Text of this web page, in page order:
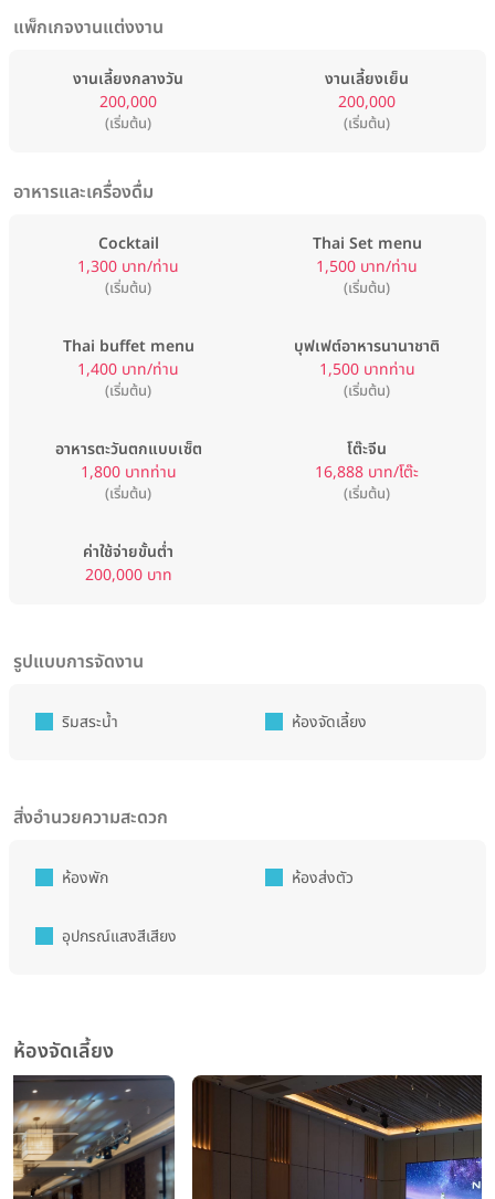
แพ็กเกจงานแต่งงาน
งานเลี้ยงกลางวัน
200,000
(เริ่มต้น)
งานเลี้ยงเย็น
200,000
(เริ่มต้น)
อาหารและเครื่องดื่ม
Cocktail
1,300 บาท/ท่าน
(เริ่มต้น)
Thai Set menu
1,500 บาท/ท่าน
(เริ่มต้น)
Thai buffet menu
1,400 บาท/ท่าน
(เริ่มต้น)
บุฟเฟต์อาหารนานาชาติ
1,500 บาทท่าน
(เริ่มต้น)
อาหารตะวันตกแบบเซ็ต
1,800 บาทท่าน
(เริ่มต้น)
โต๊ะจีน
16,888 บาท/โต๊ะ
(เริ่มต้น)
ค่าใช้จ่ายขั้นต่ำ
200,000 บาท
รูปแบบการจัดงาน
ริมสระน้ำ ห้องจัดเลี้ยง
สิ่งอำนวยความสะดวก
ห้องพัก ห้องส่งตัว
อุปกรณ์แสงสีเสียง
ห้องจัดเลี้ยง